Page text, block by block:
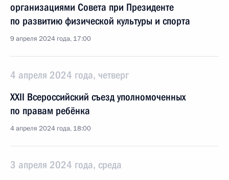
организациями Совета при Президенте
по развитию физической культуры и спорта
9 апреля 2024 года, 17:00
4 апреля 2024 года, четверг
XXII Всероссийский съезд уполномоченных
по правам ребёнка
4 апреля 2024 года, 18:00
3 апреля 2024 года, среда